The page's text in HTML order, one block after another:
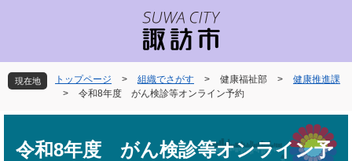
先
頭
を
飛
現在地 トップページ > 組織でさがす > 健康福祉部 >
健康推進課
>
令和8年度 がん検診等オンライン予約
令和8年度 がん検診等オンライン予